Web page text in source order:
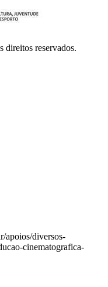
direitos reservados.
apoios/diversos-
cinematografica-